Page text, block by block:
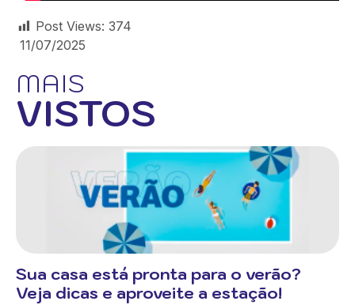
Post Views: 374
11/07/2025
MAIS
VISTOS
Sua casa está pronta para o verão?
Veja dicas e aproveite a estação!